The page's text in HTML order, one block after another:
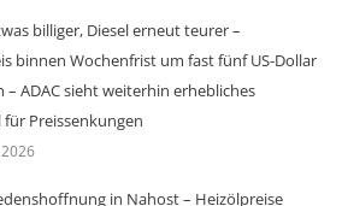
billiger, Diesel erneut teurer –
binnen Wochenfrist um fast fünf US-Dollar
– ADAC sieht weiterhin erhebliches
für Preissenkungen
in Nahost – Heizölpreise